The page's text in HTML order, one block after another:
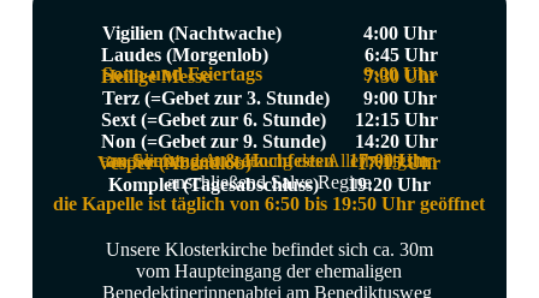
Vigilien (Nachtwache) 4:00 Uhr
Laudes (Morgenlob) 6:45 Uhr
Heilige Messe 7:30 Uhr
Sonn-und Feiertags 9:00 Uhr
Terz (=Gebet zur 3. Stunde) 9:00 Uhr
Sext (=Gebet zur 6. Stunde) 12:15 Uhr
Non (=Gebet zur 9. Stunde) 14:20 Uhr
Vesper (Abendlob) 17:15 Uhr
an Sonntagen & Hochfesten 17:00 Uhr
anschließend Aussetzung des Allerheiligsten
Komplet (Tagesabschluss) 19:20 Uhr
anschließend Salve Regina
die Kapelle ist täglich von 6:50 bis 19:50 Uhr geöffnet
Unsere Klosterkirche befindet sich ca. 30m
vom Haupteingang der ehemaligen
Benedektinerinnenabtei am Benediktusweg